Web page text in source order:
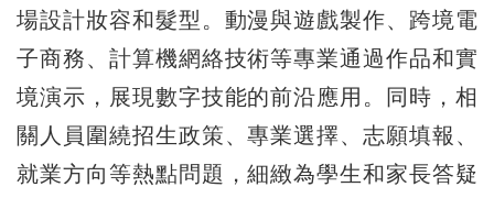
場設計妝容和髮型。動漫與遊戲製作、跨境電
子商務、計算機網絡技術等專業通過作品和實
境演示，展現數字技能的前沿應用。同時，相
關人員圍繞招生政策、專業選擇、志願填報、
就業方向等熱點問題，細緻為學生和家長答疑